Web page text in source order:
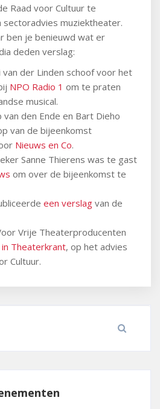
Raad voor Cultuur te
sectoradvies muziektheater.
ben je benieuwd wat er
deden verslag:
van der Linden schoof voor het
NPO Radio 1 om te praten
musical.
van den Ende en Bart Dieho
van de bijeenkomst
Nieuws en Co.
Sanne Thierens was te gast
om over de bijeenkomst te
een verslag van de
Vrije Theaterproducenten
Theaterkrant, op het advies
Cultuur.